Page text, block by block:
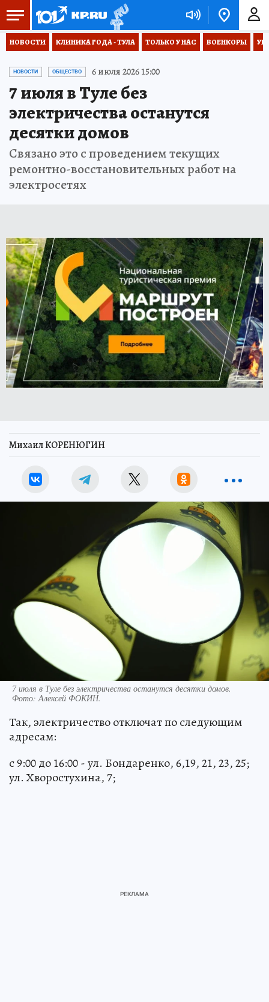
НОВОСТИ КЛИНИКА ГОДА - ТУЛА ТОЛЬКО У НАС ВОЕНКОРЫ
НОВОСТИ ОБЩЕСТВО 6 июля 2026 15:00
7 июля в Туле без
электричества останутся
десятки домов
Связано это с проведением текущих
ремонтно-восстановительных работ на
электросетях
Михаил КОРЕНЮГИН
7 июля в Туле без электричества останутся десятки домов.
Фото:Алексей ФОКИН.
Так, электричество отключат по следующим
адресам:
с 9:00 до 16:00 - ул. Бондаренко, 6,19, 21, 23, 25;
ул. Хворостухина, 7;